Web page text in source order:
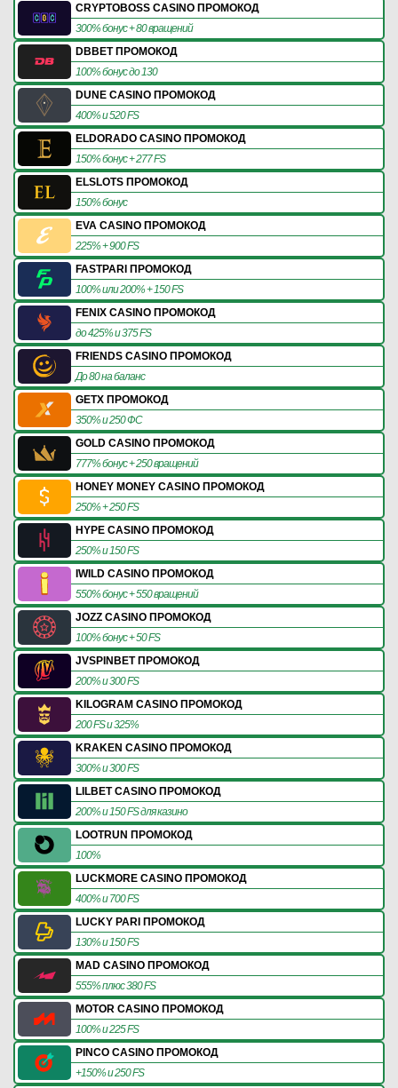
CRYPTOBOSS CASINO ПРОМОКОД
300% бонус + 80 вращений
DBBET ПРОМОКОД
100% бонус до 130
DUNE CASINO ПРОМОКОД
400% и 520 FS
ELDORADO CASINO ПРОМОКОД
150% бонус + 277 FS
ELSLOTS ПРОМОКОД
150% бонус
EVA CASINO ПРОМОКОД
225% + 900 FS
FASTPARI ПРОМОКОД
100% или 200% + 150 FS
FENIX CASINO ПРОМОКОД
до 425% и 375 FS
FRIENDS CASINO ПРОМОКОД
До 80 на баланс
GETX ПРОМОКОД
350% и 250 ФС
GOLD CASINO ПРОМОКОД
777% бонус + 250 вращений
HONEY MONEY CASINO ПРОМОКОД
250% + 250 FS
HYPE CASINO ПРОМОКОД
250% и 150 FS
IWILD CASINO ПРОМОКОД
550% бонус + 550 вращений
JOZZ CASINO ПРОМОКОД
100% бонус + 50 FS
JVSPINBET ПРОМОКОД
200% и 300 FS
KILOGRAM CASINO ПРОМОКОД
200 FS и 325%
KRAKEN CASINO ПРОМОКОД
300% и 300 FS
LILBET CASINO ПРОМОКОД
200% и 150 FS для казино
LOOTRUN ПРОМОКОД
100%
LUCKMORE CASINO ПРОМОКОД
400% и 700 FS
LUCKY PARI ПРОМОКОД
130% и 150 FS
MAD CASINO ПРОМОКОД
555% плюс 380 FS
MOTOR CASINO ПРОМОКОД
100% и 225 FS
PINCO CASINO ПРОМОКОД
+150% и 250 FS